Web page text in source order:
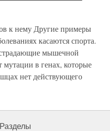
к нему Другие примеры
касаются спорта.
мышечной
в генах, которые
нет действующего
Разделы